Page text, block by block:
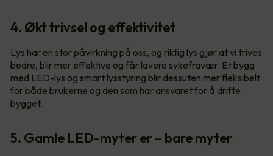
4. Økt trivsel og effektivitet
Lys har en stor påvirkning på oss, og riktig lys gjør at vi trives
bedre, blir mer effektive og får lavere sykefravær. Et bygg
med LED-lys og smart lysstyring blir dessuten mer fleksibelt
for både brukerne og den som har ansvaret for å drifte
bygget.
5. Gamle LED-myter er – bare myter